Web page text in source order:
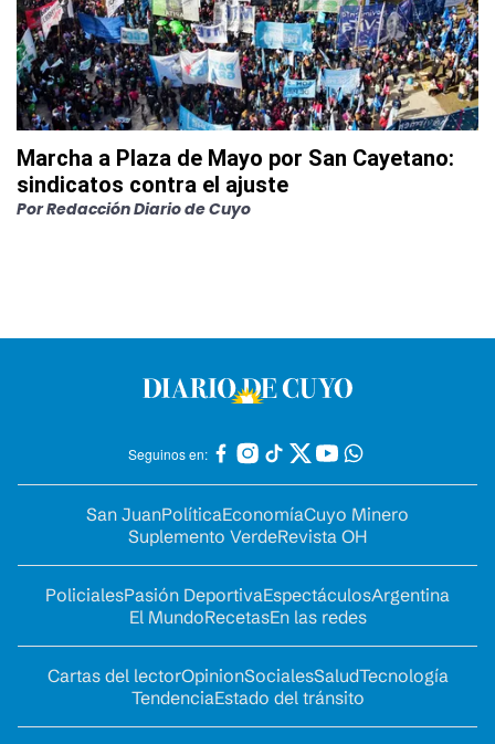
Marcha a Plaza de Mayo por San Cayetano:
sindicatos contra el ajuste
PorRedacción Diario de Cuyo
Seguinos en:
San JuanPolíticaEconomíaCuyo Minero
Suplemento VerdeRevista OH
PolicialesPasión DeportivaEspectáculosArgentina
El MundoRecetasEn las redes
Cartas del lectorOpinionSocialesSaludTecnología
TendenciaEstado del tránsito